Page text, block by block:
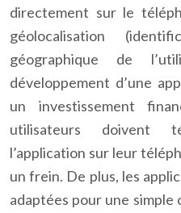
directement sur le
géolocalisation
géographique de
développement d’une
un investissement
utilisateurs doivent
l’application sur leur
un frein. De plus, les
adaptées pour une